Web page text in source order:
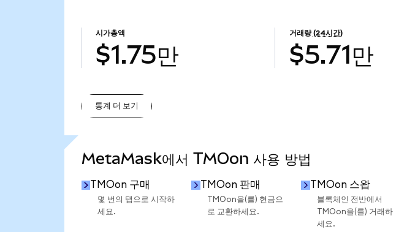
시가총액
$1.75만
거래량 (24시간)
$5.71만
통계 더 보기
MetaMask에서 TMOon 사용 방법
TMOon 구매
몇 번의 탭으로 시작하
세요.
TMOon 판매
TMOon을(를) 현금으
로 교환하세요.
TMOon 스왑
블록체인 전반에서
TMOon을(를) 거래하
세요.